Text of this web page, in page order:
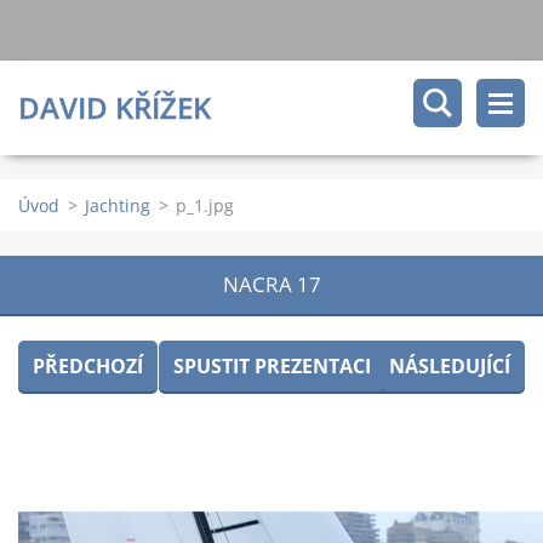
DAVID KŘÍŽEK
Úvod > Jachting > p_1.jpg
NACRA 17
PŘEDCHOZÍ SPUSTIT PREZENTACI NÁSLEDUJÍCÍ